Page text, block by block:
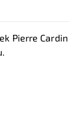
Pierre